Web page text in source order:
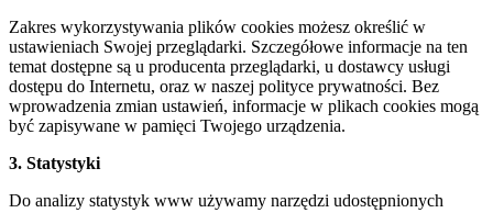
Zakres wykorzystywania plików cookies możesz określić w
ustawieniach Swojej przeglądarki. Szczegółowe informacje na ten
temat dostępne są u producenta przeglądarki, u dostawcy usługi
dostępu do Internetu, oraz w naszej polityce prywatności. Bez
wprowadzenia zmian ustawień, informacje w plikach cookies mogą
być zapisywane w pamięci Twojego urządzenia.
3. Statystyki
Do analizy statystyk www używamy narzędzi udostępnionych